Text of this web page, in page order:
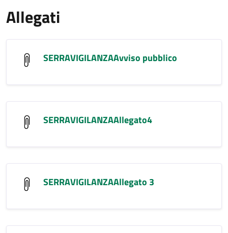
Allegati
SERRAVIGILANZAAvviso pubblico
SERRAVIGILANZAAllegato4
SERRAVIGILANZAAllegato 3